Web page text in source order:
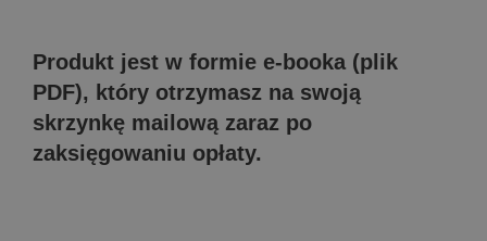
Produkt jest w formie e-booka (plik
PDF), który otrzymasz na swoją
skrzynkę mailową zaraz po
zaksięgowaniu opłaty.